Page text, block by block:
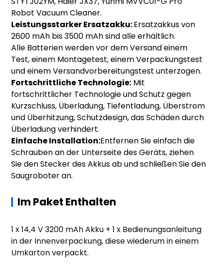
Robot Vacuum Cleaner.
Leistungsstarker Ersatzakku:Ersatzakkus von
2600 mAh bis 3500 mAh sind alle erhältlich.
Alle Batterien werden vor dem Versand einem
Test, einem Montagetest, einem Verpackungstest
und einem Versandvorbereitungstest unterzogen.
Fortschrittliche Technologie:Mit
fortschrittlicher Technologie und Schutz gegen
Kurzschluss, Überladung, Tiefentladung, Überstrom
und Überhitzung, Schutzdesign, das Schäden durch
Überladung verhindert.
Einfache Installation:Entfernen Sie einfach die
Schrauben an der Unterseite des Geräts, ziehen
Sie den Stecker des Akkus ab und schließen Sie den
Saugroboter an.
Im Paket Enthalten
1 x 14,4 V 3200 mAh Akku + 1 x Bedienungsanleitung
in der Innenverpackung, diese wiederum in einem
Umkarton verpackt.